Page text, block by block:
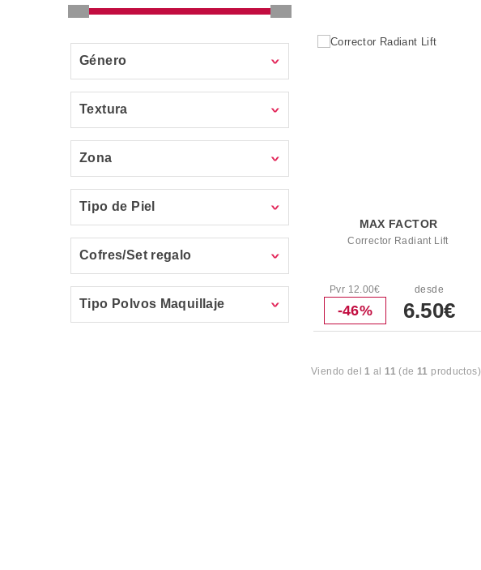
Género
Textura
Zona
Tipo de Piel
Cofres/Set regalo
Tipo Polvos Maquillaje
MAX FACTOR
Corrector Radiant Lift
Pvr 12.00€
-46%
desde
6.50€
Viendo del1 al11 (de 11 productos)